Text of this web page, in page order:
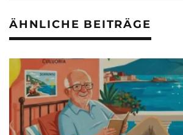
ÄHNLICHE BEITRÄGE